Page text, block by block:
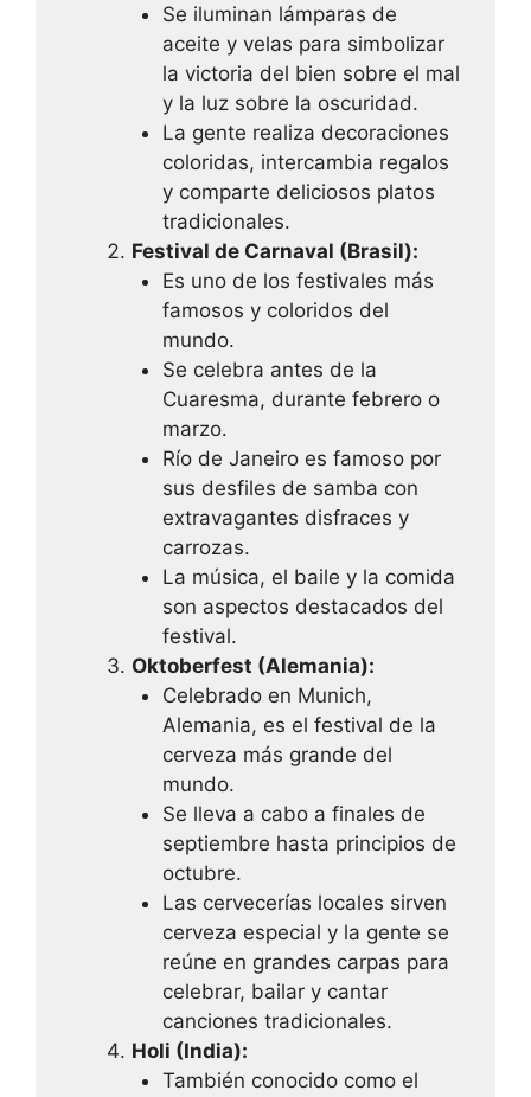
Se iluminan lámparas de
aceite y velas para simbolizar
la victoria del bien sobre el mal
y la luz sobre la oscuridad.
La gente realiza decoraciones
coloridas, intercambia regalos
y comparte deliciosos platos
tradicionales.
Festival de Carnaval (Brasil):
Es uno de los festivales más
famosos y coloridos del
mundo.
Se celebra antes de la
Cuaresma, durante febrero o
marzo.
Río de Janeiro es famoso por
sus desfiles de samba con
extravagantes disfraces y
carrozas.
La música, el baile y la comida
son aspectos destacados del
festival.
Oktoberfest (Alemania):
Celebrado en Munich,
Alemania, es el festival de la
cerveza más grande del
mundo.
Se lleva a cabo a finales de
septiembre hasta principios de
octubre.
Las cervecerías locales sirven
cerveza especial y la gente se
reúne en grandes carpas para
celebrar, bailar y cantar
canciones tradicionales.
Holi (India):
También conocido como el